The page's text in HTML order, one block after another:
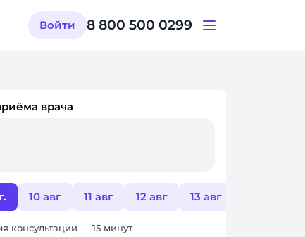
Войти 8 800 500 0299
врача
10 авг 11 авг 12 авг 13 авг
консультации — 15 минут